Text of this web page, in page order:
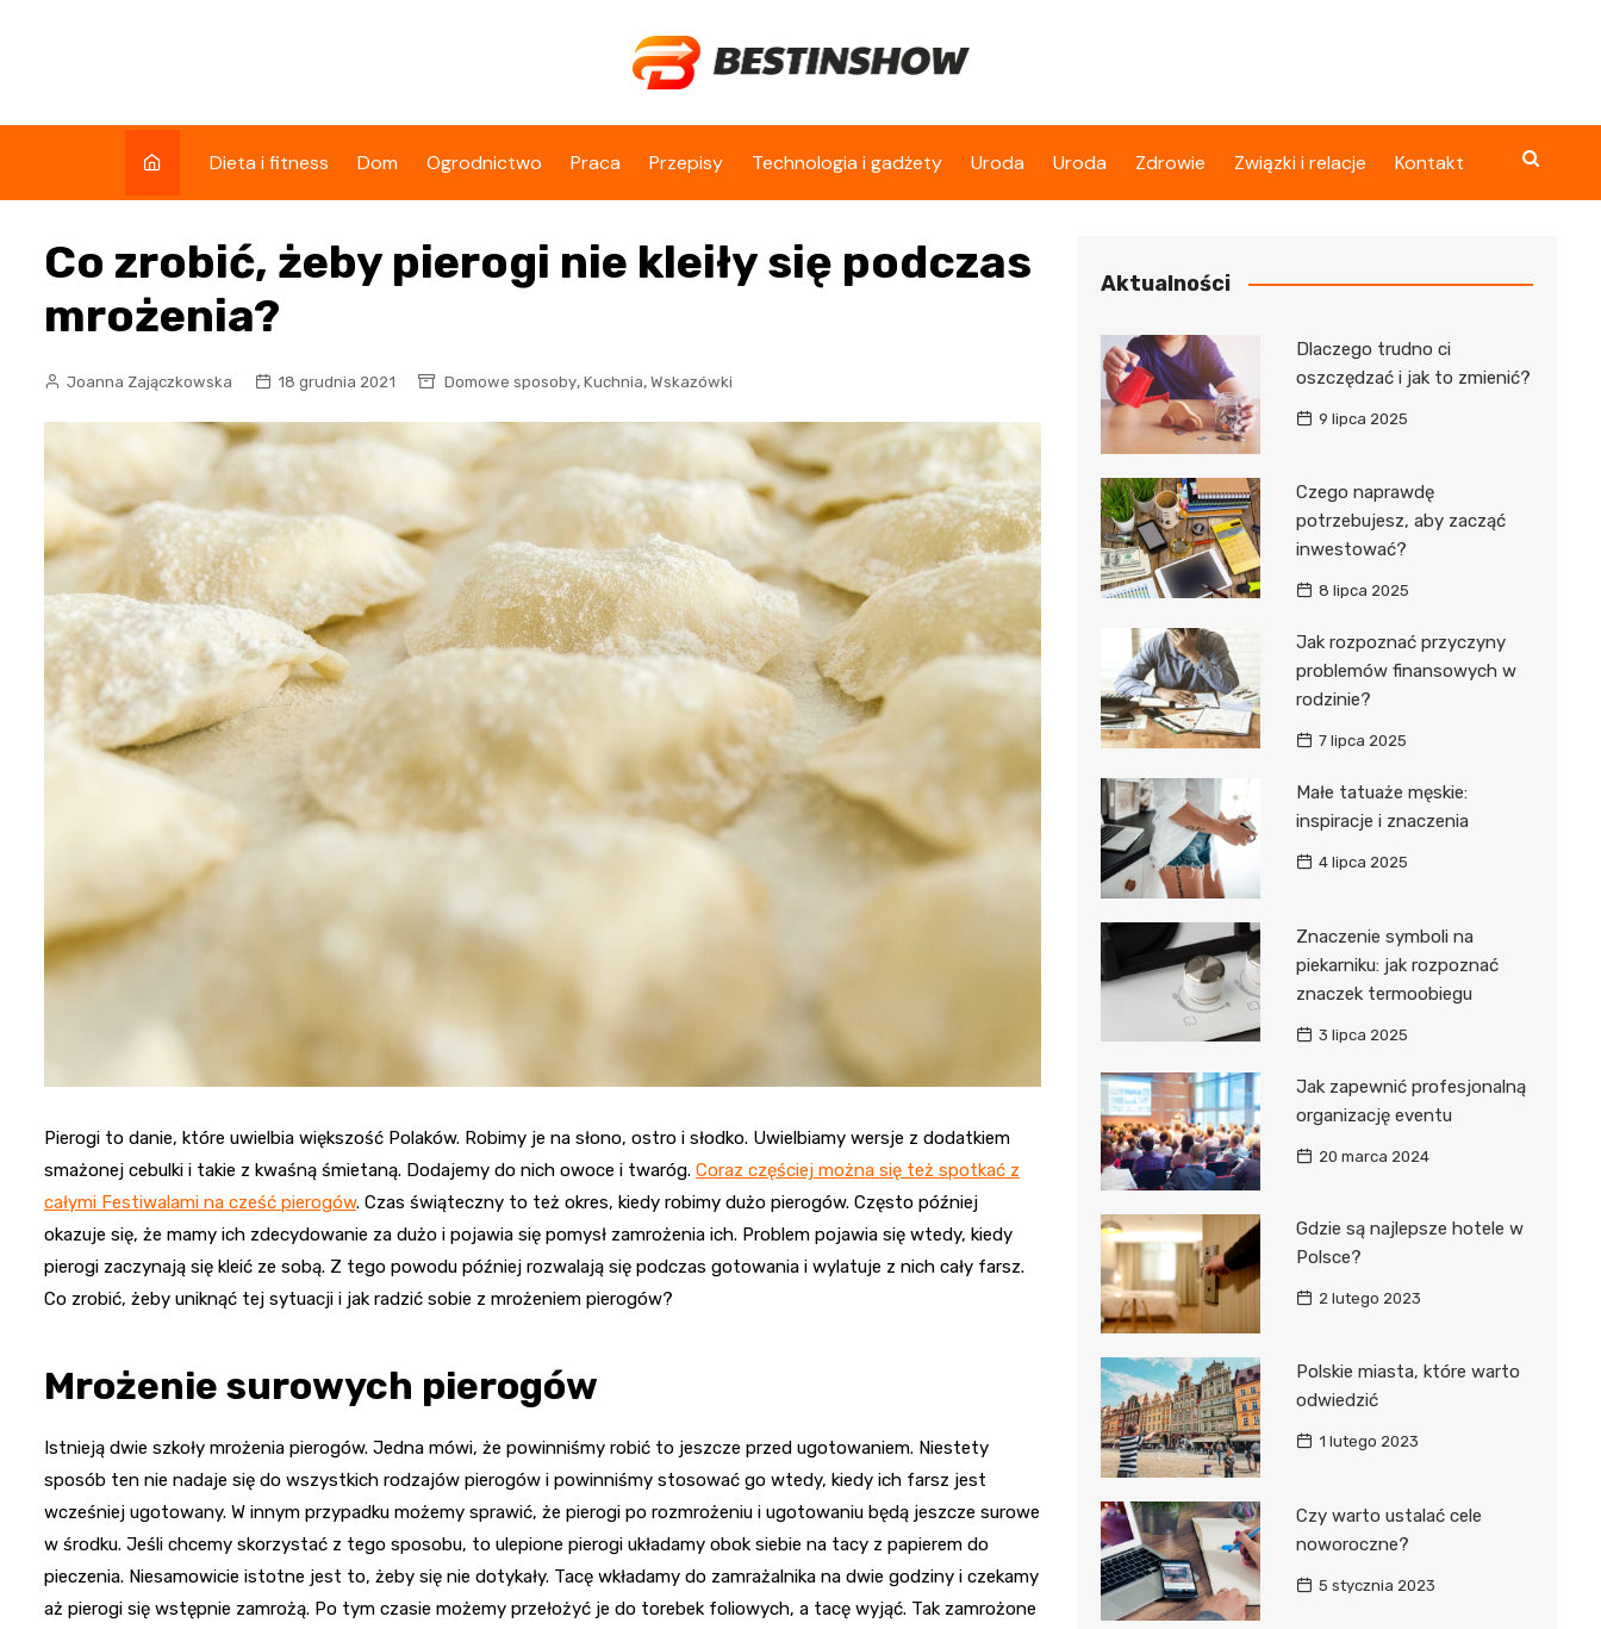
Dieta i fitness Dom Ogrodnictwo Praca Przepisy Technologia i gadżety Uroda Uroda Zdrowie Związki i relacje Kontakt
Co zrobić, żeby pierogi nie kleiły się podczas
mrożenia?
Joanna Zajączkowska 18 grudnia 2021 Domowe sposoby, Kuchnia, Wskazówki
Pierogi to danie, które uwielbia większość Polaków. Robimy je na słono, ostro i słodko. Uwielbiamy wersje z dodatkiem
smażonej cebulki i takie z kwaśną śmietaną. Dodajemy do nich owoce i twaróg. Coraz częściej można się też spotkać z
całymi Festiwalami na cześć pierogów. Czas świąteczny to też okres, kiedy robimy dużo pierogów. Często później
okazuje się, że mamy ich zdecydowanie za dużo i pojawia się pomysł zamrożenia ich. Problem pojawia się wtedy, kiedy
pierogi zaczynają się kleić ze sobą. Z tego powodu później rozwalają się podczas gotowania i wylatuje z nich cały farsz.
Co zrobić, żeby uniknąć tej sytuacji i jak radzić sobie z mrożeniem pierogów?
Mrożenie surowych pierogów
Istnieją dwie szkoły mrożenia pierogów. Jedna mówi, że powinniśmy robić to jeszcze przed ugotowaniem. Niestety
sposób ten nie nadaje się do wszystkich rodzajów pierogów i powinniśmy stosować go wtedy, kiedy ich farsz jest
wcześniej ugotowany. W innym przypadku możemy sprawić, że pierogi po rozmrożeniu i ugotowaniu będą jeszcze surowe
w środku. Jeśli chcemy skorzystać z tego sposobu, to ulepione pierogi układamy obok siebie na tacy z papierem do
pieczenia. Niesamowicie istotne jest to, żeby się nie dotykały. Tacę wkładamy do zamrażalnika na dwie godziny i czekamy
aż pierogi się wstępnie zamrożą. Po tym czasie możemy przełożyć je do torebek foliowych, a tacę wyjąć. Tak zamrożone
Aktualności
Dlaczego trudno ci
oszczędzać i jak to zmienić?
9 lipca 2025
Czego naprawdę
potrzebujesz, aby zacząć
inwestować?
8 lipca 2025
Jak rozpoznać przyczyny
problemów finansowych w
rodzinie?
7 lipca 2025
Małe tatuaże męskie:
inspiracje i znaczenia
4 lipca 2025
Znaczenie symboli na
piekarniku: jak rozpoznać
znaczek termoobiegu
3 lipca 2025
Jak zapewnić profesjonalną
organizację eventu
20 marca 2024
Gdzie są najlepsze hotele w
Polsce?
2 lutego 2023
Polskie miasta, które warto
odwiedzić
1 lutego 2023
Czy warto ustalać cele
noworoczne?
5 stycznia 2023